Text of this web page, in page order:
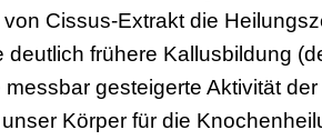
Cissus-Extrakt die
frühere Kallusbildung
gesteigerte Aktivität
Körper für die